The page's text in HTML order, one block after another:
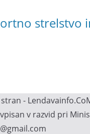
strelstvo
-
v razvid pri